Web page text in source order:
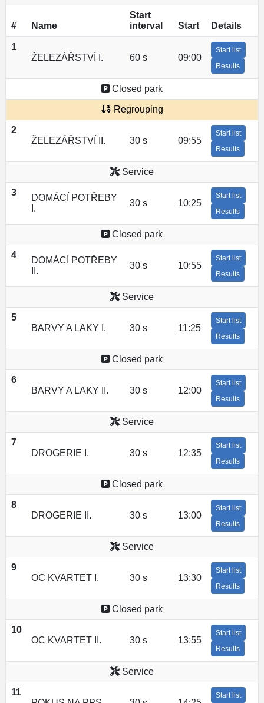
# Name
Start
interval
Start Details
1
ŽELEZÁŘSTVÍ I.
60 s 09:00
Start list
Results
Closed park
Regrouping
2
ŽELEZÁŘSTVÍ II.
30 s 09:55
Start list
Results
Service
3
DOMÁCÍ POTŘEBY
I.
30 s 10:25
Start list
Results
Closed park
4
DOMÁCÍ POTŘEBY
II.
30 s 10:55
Start list
Results
Service
5
BARVY A LAKY I.
30 s 11:25
Start list
Results
Closed park
6
BARVY A LAKY II.
30 s 12:00
Start list
Results
Service
7
DROGERIE I.
30 s 12:35
Start list
Results
Closed park
8
DROGERIE II.
30 s 13:00
Start list
Results
Service
9
OC KVARTET I.
30 s 13:30
Start list
Results
Closed park
10
OC KVARTET II.
30 s 13:55
Start list
Results
Service
11
Start list